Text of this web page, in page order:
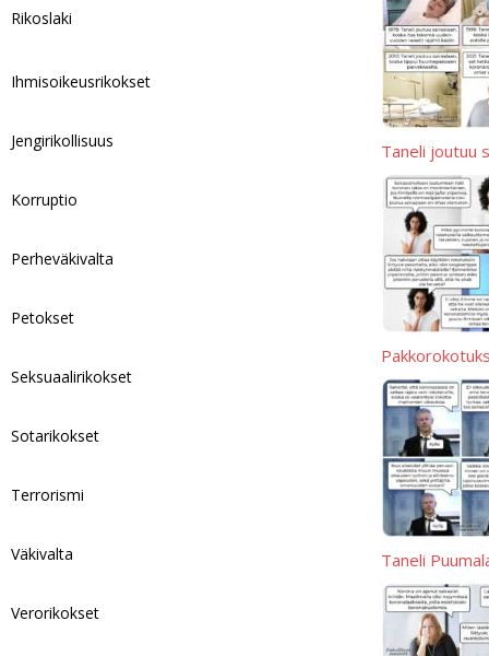
pL
n
Taneli joutuu
Taneli
Rikoslaki
Ihmisoikeusrikokset
Jengirikollisuus
Korruptio
Perheväkivalta
Petokset
Seksuaalirikokset
Sotarikokset
Terrorismi
Väkivalta
Verorikokset